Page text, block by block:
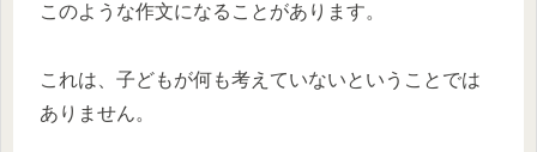
このような作文になることがあります。
これは、子どもが何も考えていないということでは
ありません。